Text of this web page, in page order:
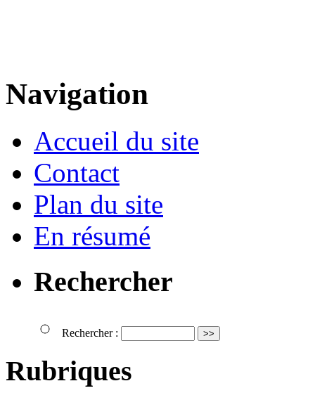
Navigation
Accueil du site
Contact
Plan du site
En résumé
Rechercher
Rechercher :
Rubriques